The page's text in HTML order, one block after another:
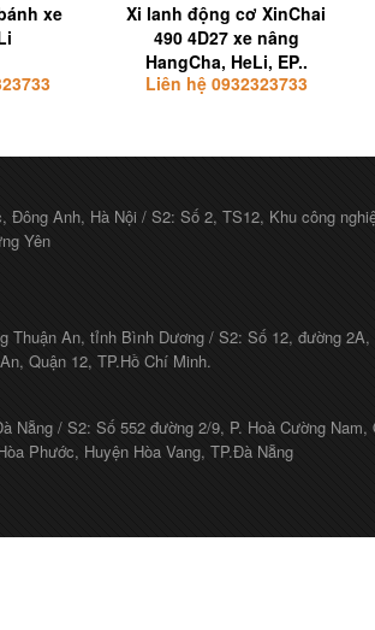
xe
Xi lanh động cơ XinChai
490 4D27 xe nâng
HangCha, HeLi, EP..
Liên hệ 0932323733
Anh, Hà Nội / S2: Số 2, TS12, Khu công
Yên
Thuận An, tỉnh Bình Dương / S2: Số 12, đường
Quận 12, TP.Hồ Chí Minh.
Nẵng / S2: Số 552 đường 2/9, P. Hoà Cường Nam,
Phước, Huyện Hòa Vang, TP.Đà Nẵng